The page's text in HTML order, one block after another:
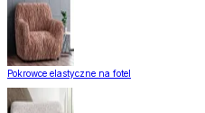
Pokrowce elastyczne na fotel